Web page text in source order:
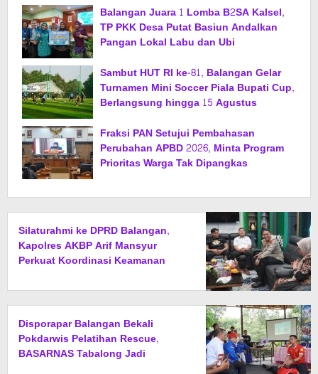
Balangan Juara 1 Lomba B2SA Kalsel,
TP PKK Desa Putat Basiun Andalkan
Pangan Lokal Labu dan Ubi
Sambut HUT RI ke-81, Balangan Gelar
Turnamen Mini Soccer Piala Bupati Cup,
Berlangsung hingga 15 Agustus
Fraksi PAN Setujui Pembahasan
Perubahan APBD 2026, Minta Program
Prioritas Warga Tak Dipangkas
Silaturahmi ke DPRD Balangan,
Kapolres AKBP Arif Mansyur
Perkuat Koordinasi Keamanan
Disporapar Balangan Bekali
Pokdarwis Pelatihan Rescue,
BASARNAS Tabalong Jadi